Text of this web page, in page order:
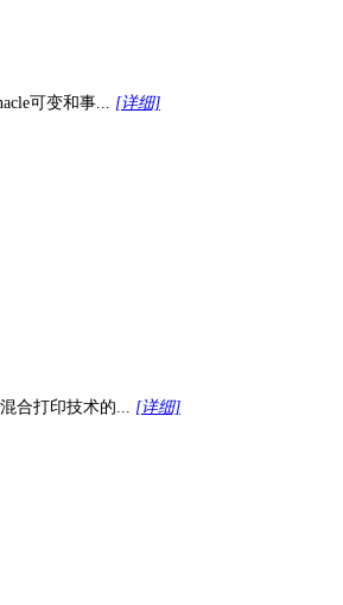
可变和事... [详细]
合打印技术的... [详细]